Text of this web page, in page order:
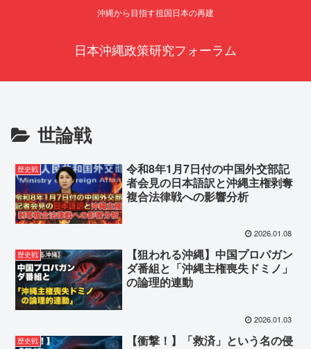
沖縄から目指す祖国日本の再建
日本沖縄政策研究フォーラム
世論戦
歴史戦
令和8年1月7日付の中国外交部記
者会見の日本語訳と沖縄主権剥奪
複合法律戦への影響分析
2026.01.08
歴史戦
【狙われる沖縄】中国プロパガン
ダ番組と「沖縄主権喪失ドミノ」
の論理的連動
2026.01.03
歴史戦
【衝撃！】「救済」という名の侵